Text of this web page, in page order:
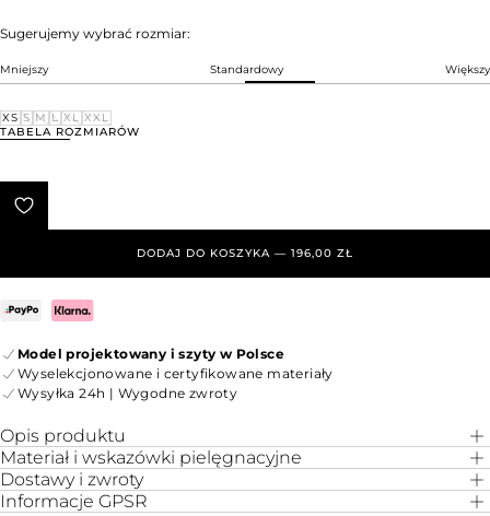
Sugerujemy wybrać rozmiar:
Mniejszy Standardowy Większy
ROZMIAR XS
XSWARIANT
WYPRZEDANY
LUB
SWARIANT
WYPRZEDANY
LUB
MWARIANT
WYPRZEDANY
LUB
LWARIANT
WYPRZEDANY
LUB
XLWARIANT
WYPRZEDANY
XXLWARIANT
WYPRZEDANY
TABELA ROZMIARÓW
DODAJ DO KOSZYKA — 196,00 ZŁ
Model projektowany i szyty w Polsce
Wyselekcjonowane i certyfikowane materiały
Wysyłka 24h | Wygodne zwroty
Opis produktu
Materiał i wskazówki pielęgnacyjne
Dostawy i zwroty
Informacje GPSR